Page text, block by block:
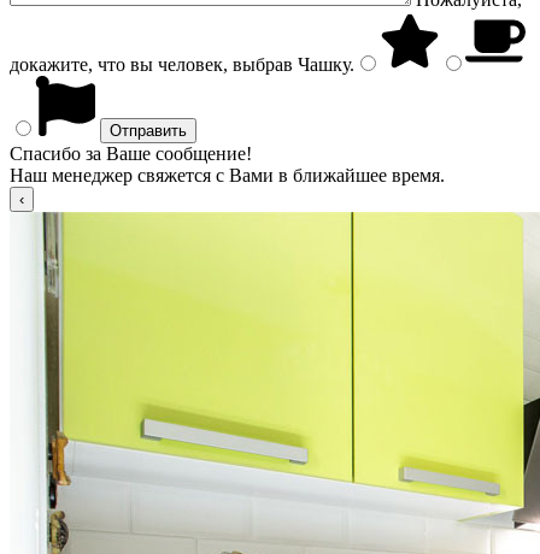
докажите, что вы человек, выбрав Чашку.
Спасибо за Ваше сообщение!
Наш менеджер свяжется с Вами в ближайшее время.